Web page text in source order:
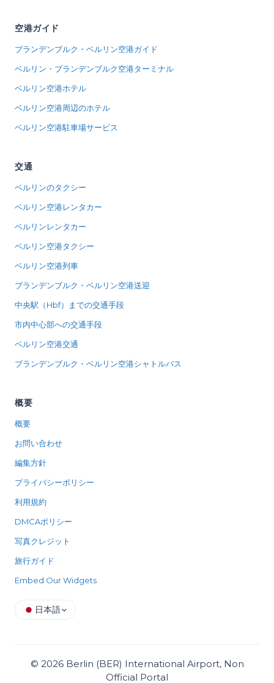
空港ガイド
ブランデンブルク・ベルリン空港ガイド
ベルリン・ブランデンブルク空港ターミナル
ベルリン空港ホテル
ベルリン空港周辺のホテル
ベルリン空港駐車場サービス
交通
ベルリンのタクシー
ベルリン空港レンタカー
ベルリンレンタカー
ベルリン空港タクシー
ベルリン空港列車
ブランデンブルク・ベルリン空港送迎
中央駅（Hbf）までの交通手段
市内中心部への交通手段
ベルリン空港交通
ブランデンブルク・ベルリン空港シャトルバス
概要
概要
お問い合わせ
編集方針
プライバシーポリシー
利用規約
DMCAポリシー
写真クレジット
旅行ガイド
Embed Our Widgets
日本語
© 2026Berlin (BER) International Airport, Non
Official Portal